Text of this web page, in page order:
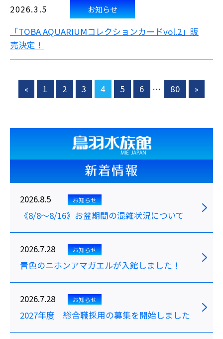
2026.3.5 お知らせ
「TOBA AQUARIUMコレクションカードvol.2」販
売決定！
« 1 2 3 4 5 6 … 80 »
新着情報
2026.8.5 お知らせ
《8/8～8/16》お盆期間の混雑状況について
2026.7.28 お知らせ
青色のニホンアマガエルが入館しました！
2026.7.28 お知らせ
2027年度 総合職採用の募集を開始しました